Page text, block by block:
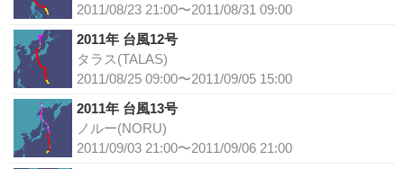
2011/08/23 21:00〜2011/08/31 09:00
2011年 台風12号
タラス(TALAS)
2011/08/25 09:00〜2011/09/05 15:00
2011年 台風13号
ノルー(NORU)
2011/09/03 21:00〜2011/09/06 21:00